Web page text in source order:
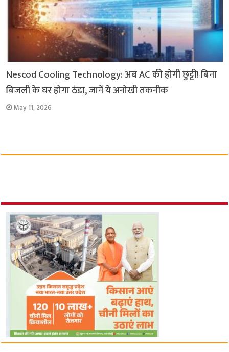
Nescod Cooling Technology: अब AC की होगी छुट्टी! बिना
बिजली के घर होगा ठंडा, जानें ये अनोखी तकनीक
May 11, 2026